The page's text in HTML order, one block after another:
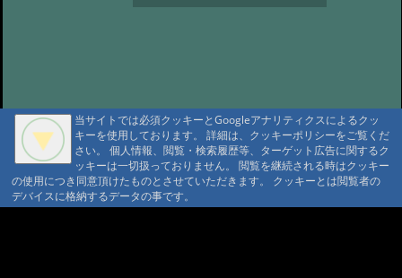
予定
#111:野天風呂再開のお知らせ
@ '21 9/16 13:41
#110: 現在野天風呂は
ご利用いただけません
@ '21 9/1 10:24
#109: 2021年度 【本沢温泉】今シー
当サイトでは必須クッキーとGoogleアナリティクスによるクッ
キーを使用しております。 詳細は、クッキーポリシーをご覧くだ
さい。 個人情報、閲覧・検索履歴等、ターゲット広告に関するク
ッキーは一切扱っておりません。 閲覧を継続される時はクッキー
の使用につき同意頂けたものとさせていただきます。 クッキーとは閲覧者の
デバイスに格納するデータの事です。